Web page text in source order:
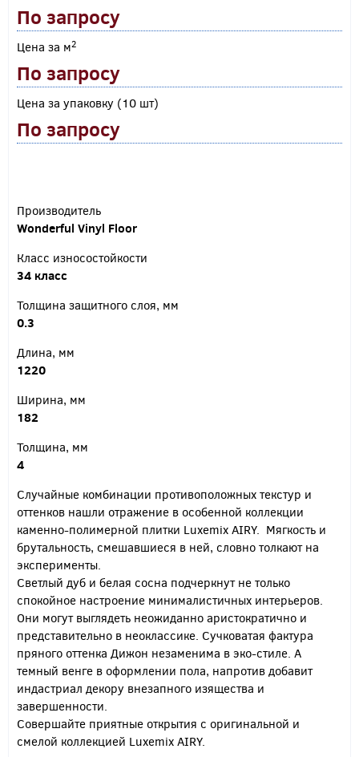
По запросу
Цена за м2
По запросу
Цена за упаковку (10 шт)
По запросу
Производитель
Wonderful Vinyl Floor
Класс износостойкости
34 класс
Толщина защитного слоя, мм
0.3
Длина, мм
1220
Ширина, мм
182
Толщина, мм
4
Случайные комбинации противоположных текстур и
оттенков нашли отражение в особенной коллекции
каменно-полимерной плитки Luxemix AIRY. Мягкость и
брутальность, смешавшиеся в ней, словно толкают на
эксперименты.
Светлый дуб и белая сосна подчеркнут не только
спокойное настроение минималистичных интерьеров.
Они могут выглядеть неожиданно аристократично и
представительно в неоклассике. Сучковатая фактура
пряного оттенка Дижон незаменима в эко-стиле. А
темный венге в оформлении пола, напротив добавит
индастриал декору внезапного изящества и
завершенности.
Совершайте приятные открытия с оригинальной и
смелой коллекцией Luxemix AIRY.